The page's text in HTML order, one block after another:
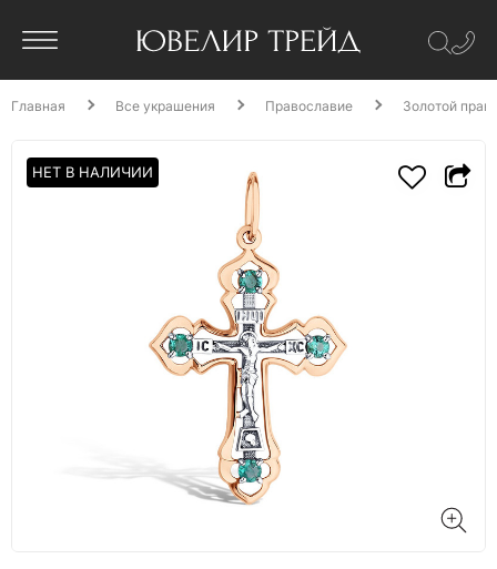
Главная Все украшения Православие Золотой
НЕТ В НАЛИЧИИ